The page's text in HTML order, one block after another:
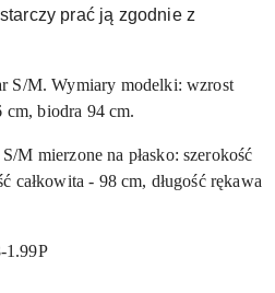
prać ją zgodnie z
S/M. Wymiary modelki: wzrost
cm, biodra 94 cm.
M mierzone na płasko: szerokość
całkowita - 98 cm, długość rękawa
1.99P